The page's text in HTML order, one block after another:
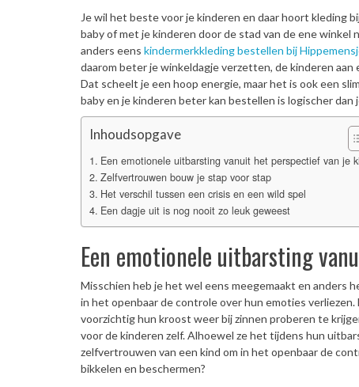
Je wil het beste voor je kinderen en daar hoort kleding
baby of met je kinderen door de stad van de ene winkel
anders eens kindermerkkleding bestellen bij
daarom beter je winkeldagje verzetten, de kinderen
Dat scheelt je een hoop energie, maar het is ook een
baby en je kinderen beter kan bestellen is logischer dan
Inhoudsopgave
Een emotionele uitbarsting vanuit het perspectief van je
Zelfvertrouwen bouw je stap voor stap
Het verschil tussen een crisis en een wild spel
Een dagje uit is nog nooit zo leuk geweest
Een emotionele uitbarsting
Misschien heb je het wel eens meegemaakt en anders
in het openbaar de controle over hun emoties
voorzichtig hun kroost weer bij zinnen proberen te
voor de kinderen zelf. Alhoewel ze het tijdens hun
zelfvertrouwen van een kind om in het openbaar de
bikkelen en beschermen?